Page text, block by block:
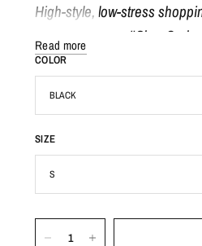
High-style, low-stress
look starts here. #ShopCarbon
Read more
COLOR
SIZE